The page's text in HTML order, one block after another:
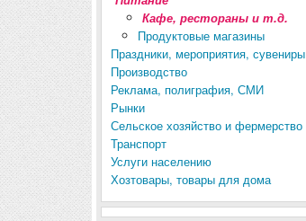
Кафе, рестораны и т.д.
Продуктовые магазины
Праздники, мероприятия, сувениры
Производство
Реклама, полиграфия, СМИ
Рынки
Сельское хозяйство и фермерство
Транспорт
Услуги населению
Хозтовары, товары для дома